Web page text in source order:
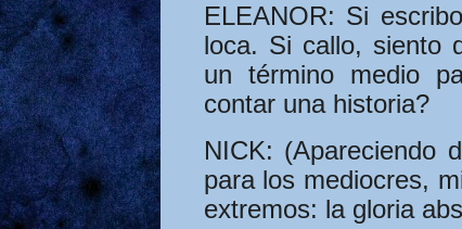
ELEANOR: Si
loca. Si callo, siento
un término medio
contar una historia?
NICK: (Apareciendo
para los mediocres,
extremos: la gloria